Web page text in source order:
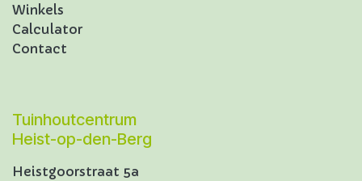
Winkels
Calculator
Contact
Tuinhoutcentrum
Heist-op-den-Berg
Heistgoorstraat 5a